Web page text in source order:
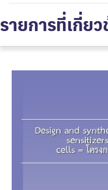
รายการที่เกี่ย